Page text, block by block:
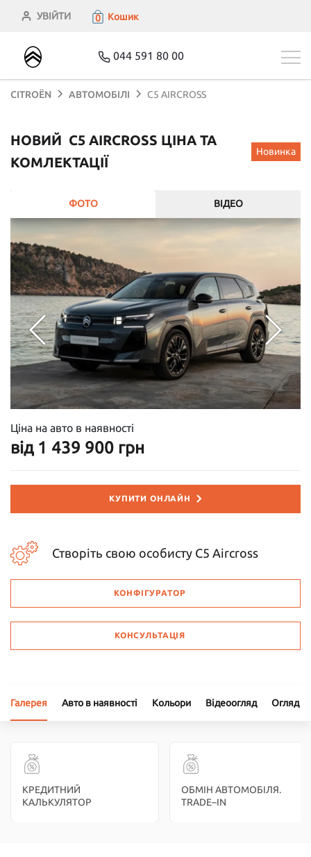
УВІЙТИ 0 Кошик
044 591 80 00
CITROЁN АВТОМОБІЛІ C5 AIRCROSS
НОВИЙ C5 AIRCROSS ЦІНА ТА
КОМЛЕКТАЦІЇ
Новинка
ФОТО ВІДЕО
Ціна на авто в наявності
від 1 439 900 грн
КУПИТИ ОНЛАЙН
Створіть свою особисту C5 Aircross
КОНФІГУРАТОР
КОНСУЛЬТАЦІЯ
Галерея Авто в наявності Кольори Відеоогляд Огляд
КРЕДИТНИЙ
КАЛЬКУЛЯТОР
ОБМІН АВТОМОБІЛЯ.
TRADE–IN